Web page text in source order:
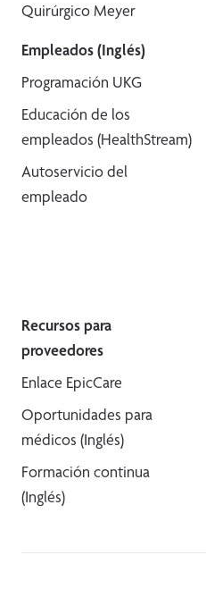
Quirúrgico Meyer
Empleados (Inglés)
Programación UKG
Educación de los
empleados (HealthStream)
Autoservicio del
empleado
Recursos para
proveedores
Enlace EpicCare
Oportunidades para
médicos (Inglés)
Formación continua
(Inglés)